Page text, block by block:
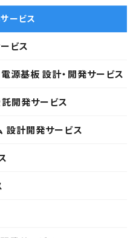
ービス
ビス
源基板 設計・開発サービス
開発サービス
設計開発サービス